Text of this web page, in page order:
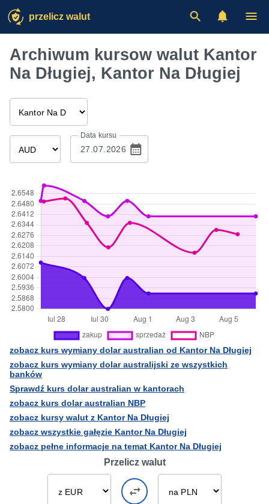
przelicz walut
Archiwum kursow walut Kantor
Na Długiej, Kantor Na Długiej
Data kursu
zobacz kurs wymiany dolar australian od Kantor Na Długiej
zobacz kurs wymiany dolar australijski ze wszystkich
banków
Sprawdź kurs dolar australian w kantorach
zobacz kurs dolar australian NBP
zobacz kursy walut z Kantor Na Długiej
zobacz wszystkie gałęzie Kantor Na Długiej
zobacz pełne informacje na temat Kantor Na Długiej
Przelicz walut